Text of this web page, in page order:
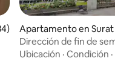
promedio: 4.79 de 5, 34
Apartamento en Surat
Dirección de fin de
Ubicación · Condición ·